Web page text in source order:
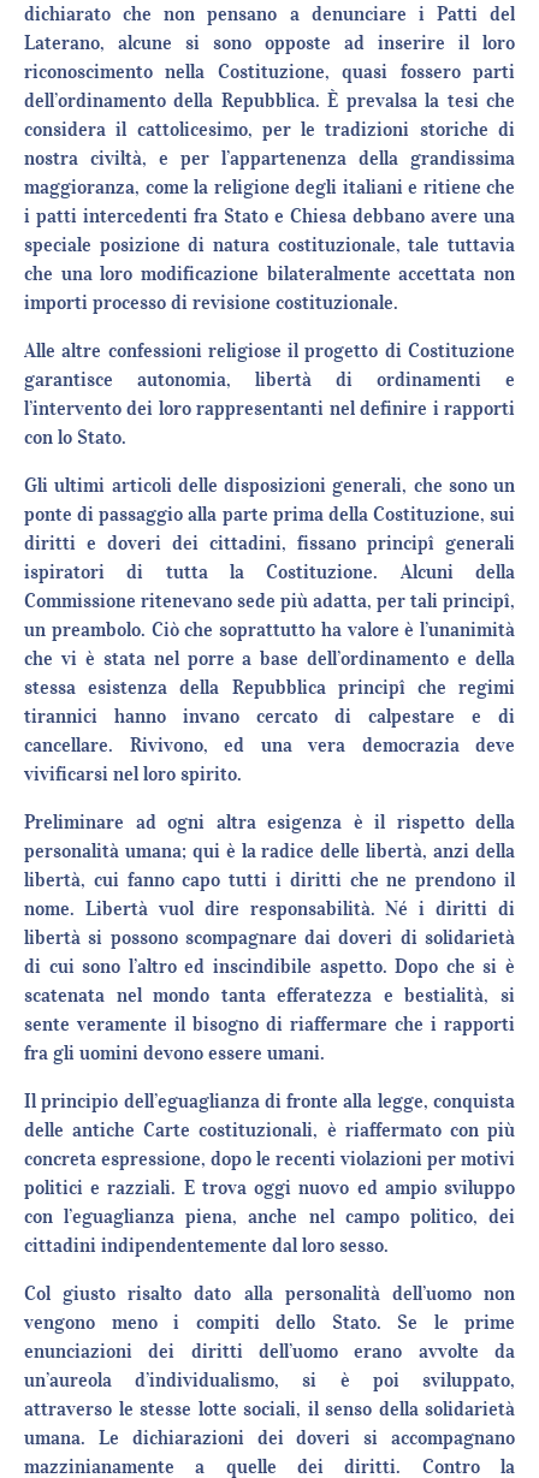
dichiarato che non pensano a denunciare i Patti del
Laterano, alcune si sono opposte ad inserire il loro
riconoscimento nella Costituzione, quasi fossero parti
dell’ordinamento della Repubblica. È prevalsa la tesi che
considera il cattolicesimo, per le tradizioni storiche di
nostra civiltà, e per l’appartenenza della grandissima
maggioranza, come la religione degli italiani e ritiene che
i patti intercedenti fra Stato e Chiesa debbano avere una
speciale posizione di natura costituzionale, tale tuttavia
che una loro modificazione bilateralmente accettata non
importi processo di revisione costituzionale.
Alle altre confessioni religiose il progetto di Costituzione
garantisce autonomia, libertà di ordinamenti e
l’intervento dei loro rappresentanti nel definire i rapporti
con lo Stato.
Gli ultimi articoli delle disposizioni generali, che sono un
ponte di passaggio alla parte prima della Costituzione, sui
diritti e doveri dei cittadini, fissano principî generali
ispiratori di tutta la Costituzione. Alcuni della
Commissione ritenevano sede più adatta, per tali principî,
un preambolo. Ciò che soprattutto ha valore è l’unanimità
che vi è stata nel porre a base dell’ordinamento e della
stessa esistenza della Repubblica principî che regimi
tirannici hanno invano cercato di calpestare e di
cancellare. Rivivono, ed una vera democrazia deve
vivificarsi nel loro spirito.
Preliminare ad ogni altra esigenza è il rispetto della
personalità umana; qui è la radice delle libertà, anzi della
libertà, cui fanno capo tutti i diritti che ne prendono il
nome. Libertà vuol dire responsabilità. Né i diritti di
libertà si possono scompagnare dai doveri di solidarietà
di cui sono l’altro ed inscindibile aspetto. Dopo che si è
scatenata nel mondo tanta efferatezza e bestialità, si
sente veramente il bisogno di riaffermare che i rapporti
fra gli uomini devono essere umani.
Il principio dell’eguaglianza di fronte alla legge, conquista
delle antiche Carte costituzionali, è riaffermato con più
concreta espressione, dopo le recenti violazioni per motivi
politici e razziali. E trova oggi nuovo ed ampio sviluppo
con l’eguaglianza piena, anche nel campo politico, dei
cittadini indipendentemente dal loro sesso.
Col giusto risalto dato alla personalità dell’uomo non
vengono meno i compiti dello Stato. Se le prime
enunciazioni dei diritti dell’uomo erano avvolte da
un’aureola d’individualismo, si è poi sviluppato,
attraverso le stesse lotte sociali, il senso della solidarietà
umana. Le dichiarazioni dei doveri si accompagnano
mazzinianamente a quelle dei diritti. Contro la